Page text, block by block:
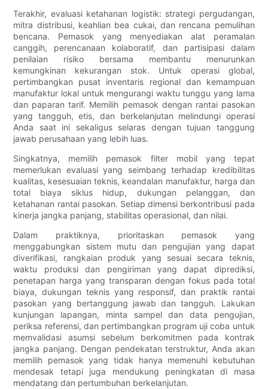
Terakhir, evaluasi ketahanan logistik: strategi pergudangan,
mitra distribusi, keahlian bea cukai, dan rencana pemulihan
bencana. Pemasok yang menyediakan alat peramalan
canggih, perencanaan kolaboratif, dan partisipasi dalam
penilaian risiko bersama membantu menurunkan
kemungkinan kekurangan stok. Untuk operasi global,
pertimbangkan pusat inventaris regional dan kemampuan
manufaktur lokal untuk mengurangi waktu tunggu yang lama
dan paparan tarif. Memilih pemasok dengan rantai pasokan
yang tangguh, etis, dan berkelanjutan melindungi operasi
Anda saat ini sekaligus selaras dengan tujuan tanggung
jawab perusahaan yang lebih luas.
Singkatnya, memilih pemasok filter mobil yang tepat
memerlukan evaluasi yang seimbang terhadap kredibilitas
kualitas, kesesuaian teknis, keandalan manufaktur, harga dan
total biaya siklus hidup, dukungan pelanggan, dan
ketahanan rantai pasokan. Setiap dimensi berkontribusi pada
kinerja jangka panjang, stabilitas operasional, dan nilai.
Dalam praktiknya, prioritaskan pemasok yang
menggabungkan sistem mutu dan pengujian yang dapat
diverifikasi, rangkaian produk yang sesuai secara teknis,
waktu produksi dan pengiriman yang dapat diprediksi,
penetapan harga yang transparan dengan fokus pada total
biaya, dukungan teknis yang responsif, dan praktik rantai
pasokan yang bertanggung jawab dan tangguh. Lakukan
kunjungan lapangan, minta sampel dan data pengujian,
periksa referensi, dan pertimbangkan program uji coba untuk
memvalidasi asumsi sebelum berkomitmen pada kontrak
jangka panjang. Dengan pendekatan terstruktur, Anda akan
memilih pemasok yang tidak hanya memenuhi kebutuhan
mendesak tetapi juga mendukung peningkatan di masa
mendatang dan pertumbuhan berkelanjutan.